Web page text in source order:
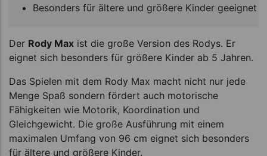
Besonders für ältere und größere Kinder geeignet
Der Rody Max ist die große Version des Rodys. Er
eignet sich besonders für größere Kinder ab 5 Jahren.
Das Spielen mit dem Rody Max macht nicht nur jede
Menge Spaß sondern fördert auch motorische
Fähigkeiten wie Motorik, Koordination und
Gleichgewicht. Die große Ausführung mit einem
maximalen Umfang von 96 cm eignet sich besonders
für ältere und größere Kinder.